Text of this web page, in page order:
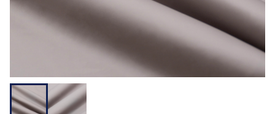
問い合わせ
大阪本社 〒541-0052 大阪府中央区安土町3-3-9